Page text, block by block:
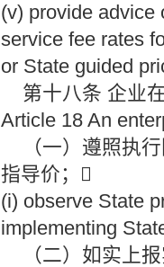
(v) provide advice
service fee rates
or State guided
第十八条 企业
Article 18 An
（一）遵照执行
指导价；
(i) observe State
implementing
（二）如实上报